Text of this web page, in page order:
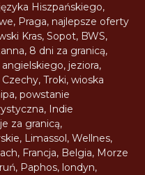
Hiszpańskiego,
, Praga, najlepsze oferty
Kras,Sopot, BWS,
, 8 dni za granicą,
angielskiego, jeziora,
Czechy,Troki,wioska
,powstanie
, Indie
za granicą,
, Limassol ,Wellnes,
, Francja, Belgia, Morze
, Paphos, londyn,